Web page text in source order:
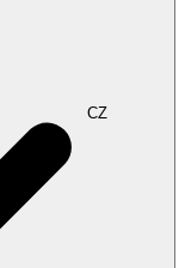
CZ